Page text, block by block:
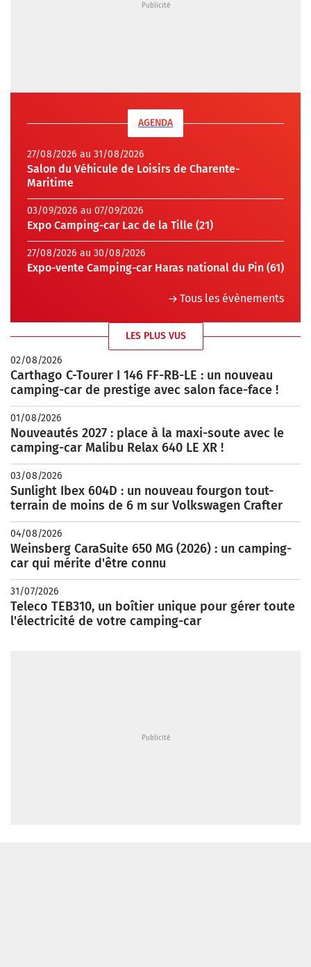
AGENDA
27/08/2026 au 31/08/2026
Salon du Véhicule de Loisirs de Charente-
Maritime
03/09/2026 au 07/09/2026
Expo Camping-car Lac de la Tille (21)
27/08/2026 au 30/08/2026
Expo-vente Camping-car Haras national du Pin (61)
Tous les évènements
LES PLUS VUS
02/08/2026
Carthago C-Tourer I 146 FF-RB-LE : un nouveau
camping-car de prestige avec salon face-face !
01/08/2026
Nouveautés 2027 : place à la maxi-soute avec le
camping-car Malibu Relax 640 LE XR !
03/08/2026
Sunlight Ibex 604D : un nouveau fourgon tout-
terrain de moins de 6 m sur Volkswagen Crafter
04/08/2026
Weinsberg CaraSuite 650 MG (2026) : un camping-
car qui mérite d'être connu
31/07/2026
Teleco TEB310, un boîtier unique pour gérer toute
l'électricité de votre camping-car